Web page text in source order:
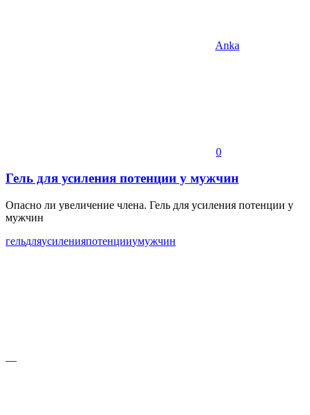
Anka
0
Гель для усиления потенции у мужчин
Опасно ли увеличение члена. Гель для усиления потенции у
мужчин
гельдляусиленияпотенцииумужчин
—